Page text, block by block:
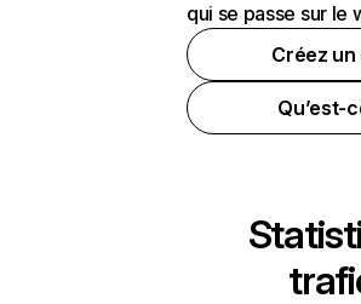
qui se passe sur le
Créez
Qu’est-